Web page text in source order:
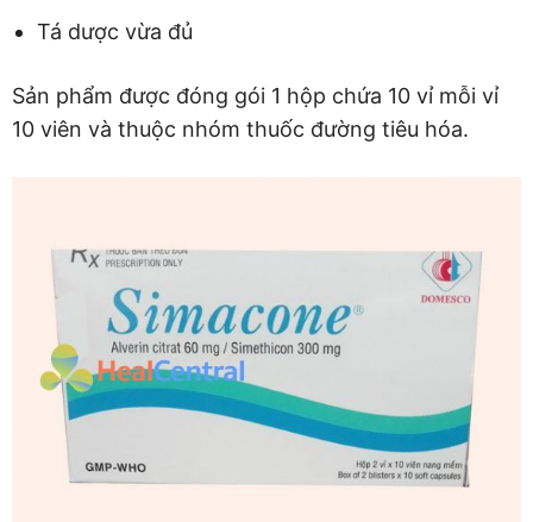
Tá dược vừa đủ
Sản phẩm được đóng gói 1 hộp chứa 10 vỉ mỗi vỉ
10 viên và thuộc nhóm thuốc đường tiêu hóa.